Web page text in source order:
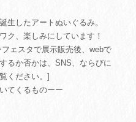
生したアートぬいぐるみ。
ク、楽しみにしています！
ェスタで展示販売後、webで
るか否かは、SNS、ならびに
ください。]
てくるものーー